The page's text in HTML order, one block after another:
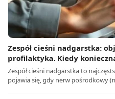
Zespół cieśni nadgarstka:
profilaktyka. Kiedy
Zespół cieśni nadgarstka to
pojawia się, gdy nerw pośrodkowy